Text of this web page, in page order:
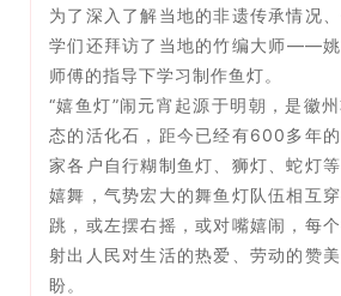
为了深入了解当地的非遗传承情况
学们还拜访了当地的竹编大师——
师傅的指导下学习制作鱼灯。
“嬉鱼灯”闹元宵起源于明朝，是徽
态的活化石，距今已经有600多年
家各户自行糊制鱼灯、狮灯、蛇灯
嬉舞，气势宏大的舞鱼灯队伍相互
跳，或左摆右摇，或对嘴嬉闹，每
射出人民对生活的热爱、劳动的赞
盼。